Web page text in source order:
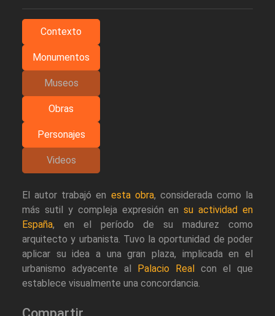
Contexto
Monumentos
Museos
Obras
Personajes
Videos
El autor trabajó en esta obra, considerada como la
más sutil y compleja expresión ensu actividad en
España, en el período de su madurez como
arquitecto y urbanista. Tuvo la oportunidad de poder
aplicar su idea a una gran plaza, implicada en el
urbanismo adyacente al Palacio Real con el que
establece visualmente una concordancia.